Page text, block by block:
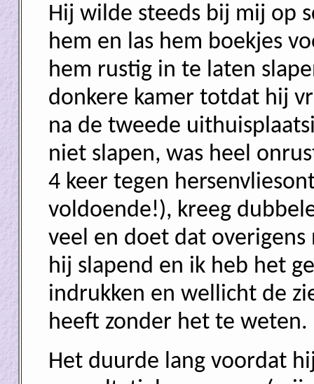
Hij wilde steeds bij mij op
hem en las hem boekjes
hem rustig in te laten
donkere kamer totdat hij
na de tweede
niet slapen, was heel
4 keer tegen
voldoende!), kreeg
veel en doet dat overigens
hij slapend en ik heb het
indrukken en wellicht de
heeft zonder het te weten.
Het duurde lang voordat